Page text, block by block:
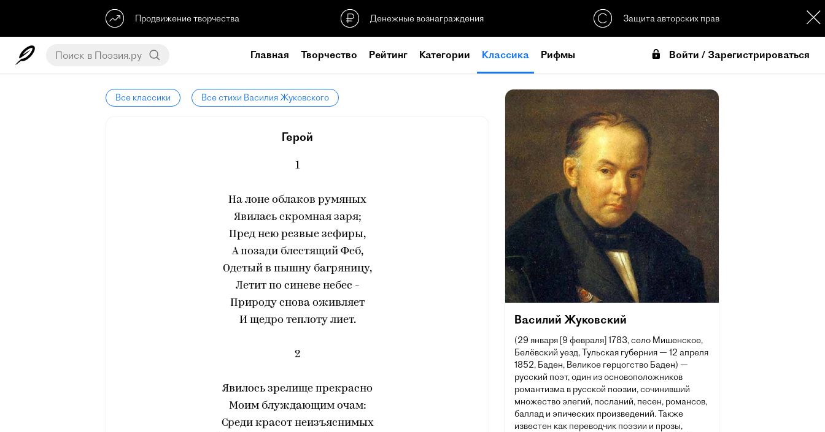
Продвижение творчества Денежные вознаграждения Защита авторских прав
Главная Творчество Рейтинг Категории Классика Рифмы Войти / Зарегистрироваться
Все классики Все стихи Василия Жуковского
Герой
1
На лоне облаков румяных
Явилась скромная заря;
Пред нею резвые зефиры,
А позади блестящий Феб,
Одетый в пышну багряницу,
Летит по синеве небес -
Природу снова оживляет
И щедро теплоту лиет.
2
Явилось зрелище прекрасно
Моим блуждающим очам:
Среди красот неизъяснимых
Василий Жуковский
(29 января [9 февраля] 1783, село Мишенское,
Белёвский уезд, Тульская губерния — 12 апреля
1852, Баден, Великое герцогство Баден) —
русский поэт, один из основоположников
романтизма в русской поэзии, сочинивший
множество элегий, посланий, песен, романсов,
баллад и эпических произведений. Также
известен как переводчик поэзии и прозы,